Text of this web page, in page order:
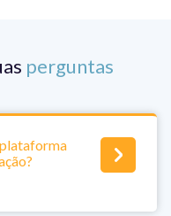
perguntas
plataforma